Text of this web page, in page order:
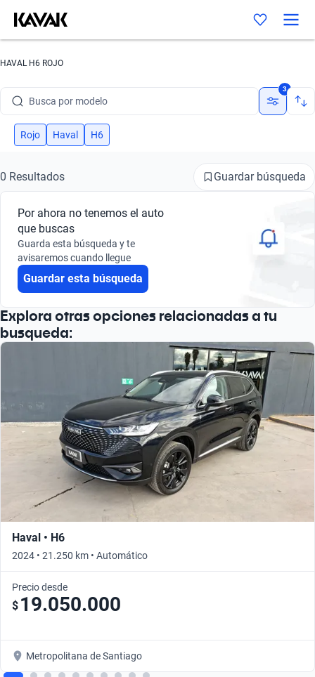
HAVAL H6 ROJO
Busca por modelo
Busca por versión
Busca por marca
Busca por modelo
Busca por versión
3
Rojo Haval H6
0 Resultados Guardar búsqueda
Por ahora no tenemos el auto
que buscas
Guarda esta búsqueda y te
avisaremos cuando llegue
Guardar esta búsqueda
Explora otras opciones relacionadas a tu
busqueda:
Haval • H6
2024 • 21.250 km • Automático
Precio desde
$ 19.050.000
Metropolitana de Santiago